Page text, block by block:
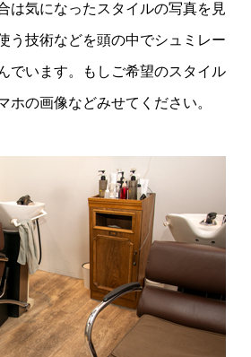
は気になったスタイルの写真を見
う技術などを頭の中でシュミレー
でいます。もしご希望のスタイル
ホの画像などみせてください。